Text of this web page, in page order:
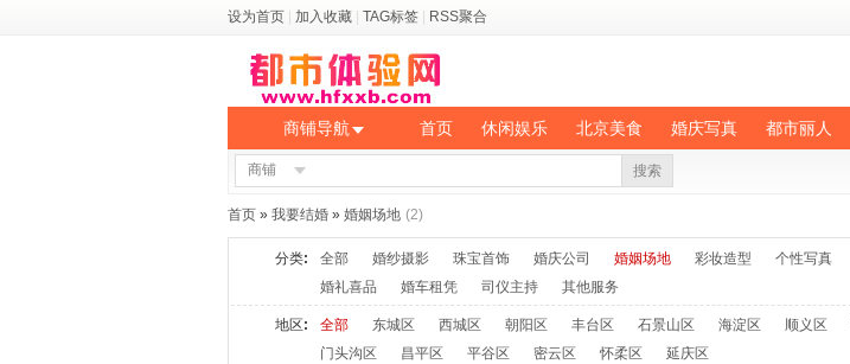
设为首页 加入收藏 TAG标签 RSS聚合
商铺导航 首页 休闲娱乐 北京美食 婚庆写真 都市丽人
商铺 搜索
首页 » 我要结婚 » 婚姻场地 (2)
分类: 全部 婚纱摄影 珠宝首饰 婚庆公司 婚姻场地 彩妆造型 个性写真
婚礼喜品
婚车租凭 司仪主持 其他服务
地区: 全部 东城区 西城区 朝阳区 丰台区 石景山区 海淀区 顺义区
门头沟区
昌平区 平谷区 密云区 怀柔区 延庆区